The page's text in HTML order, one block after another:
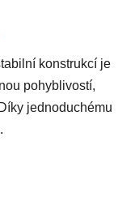
konstrukcí je
pohyblivostí,
jednoduchému